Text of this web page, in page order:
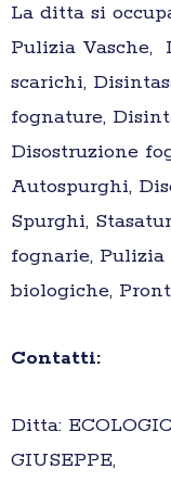
La ditta si
Pulizia Vasche,
scarichi,
fognature,
Disostruzione
Autospurghi,
Spurghi,
fognarie, Pulizia
biologiche,
Contatti:
Ditta:
GIUSEPPE,